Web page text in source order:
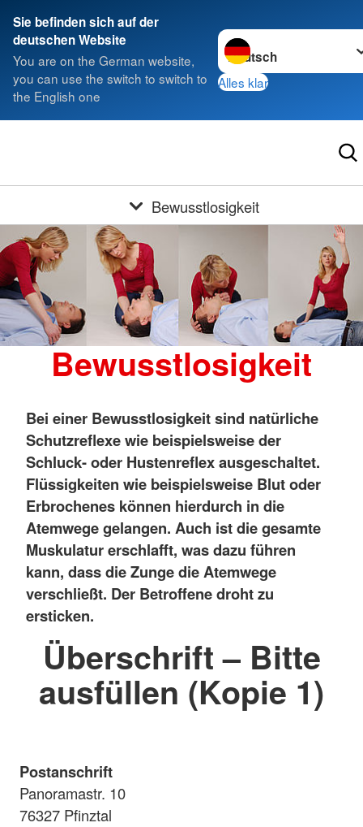
Sie befinden sich auf der
deutschen Website
You are on the German website,
you can use the switch to switch to
the English one
Sprache wechseln zu
Alles klar
Bewusstlosigkeit
Bewusstlosigkeit
Bei einer Bewusstlosigkeit sind natürliche
Schutzreflexe wie beispielsweise der
Schluck- oder Hustenreflex ausgeschaltet.
Flüssigkeiten wie beispielsweise Blut oder
Erbrochenes können hierdurch in die
Atemwege gelangen. Auch ist die gesamte
Muskulatur erschlafft, was dazu führen
kann, dass die Zunge die Atemwege
verschließt. Der Betroffene droht zu
ersticken.
Überschrift – Bitte
ausfüllen (Kopie 1)
Postanschrift
Panoramastr. 10
76327 Pfinztal